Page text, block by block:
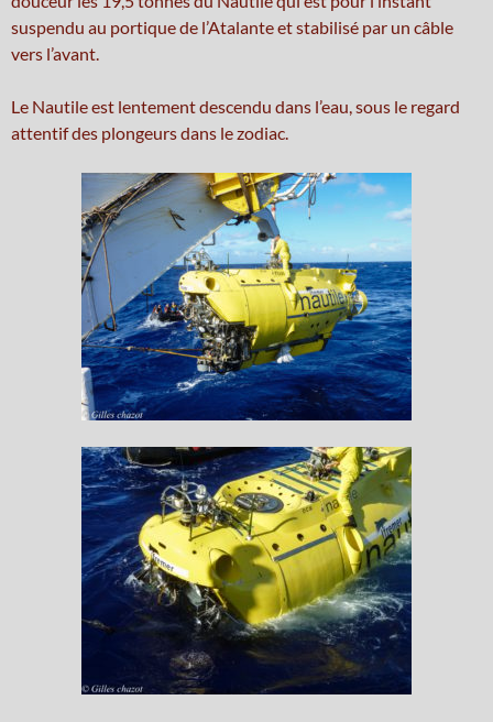
suspendu au portique de l’Atalante et stabilisé par un câble
vers l’avant.
Le Nautile est lentement descendu dans l’eau, sous le regard
attentif des plongeurs dans le zodiac.